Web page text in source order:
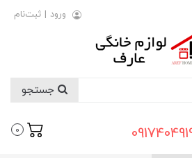
ورود | ثبت‌نام
0